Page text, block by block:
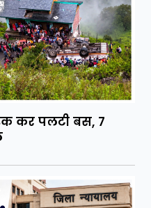
कर पलटी बस, 7